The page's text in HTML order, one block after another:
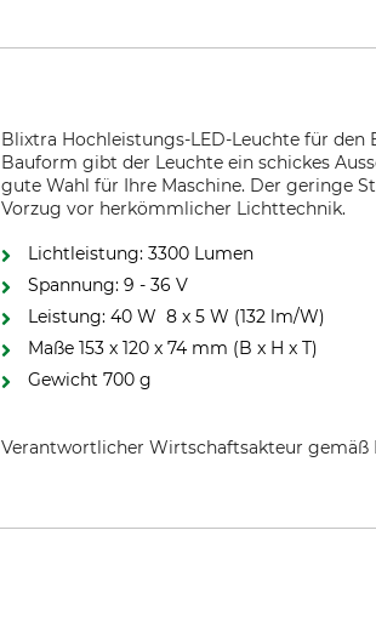
Blixtra Hochleistungs-LED-Leuchte für
Bauform gibt der Leuchte ein schickes
gute Wahl für Ihre Maschine. Der geringe
Vorzug vor herkömmlicher Lichttechnik.
Lichtleistung: 3300 Lumen
Spannung: 9 - 36 V
Leistung: 40 W 8 x 5 W (132 lm/W)
Maße 153 x 120 x 74 mm (B x H x T)
Gewicht 700 g
Verantwortlicher Wirtschaftsakteur gemäß